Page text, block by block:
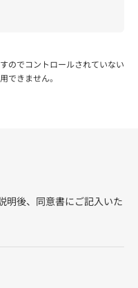
のでコントロールされていない
できません。
明後、同意書にご記入いた